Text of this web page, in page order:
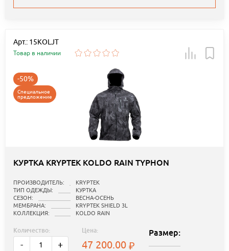
Арт.: 15KOLJT
Товар в наличии
-50%
Специальное
предложение
КУРТКА KRYPTEK KOLDO RAIN TYPHON
ПРОИЗВОДИТЕЛЬ:
KRYPTEK
ТИП ОДЕЖДЫ:
КУРТКА
СЕЗОН:
ВЕСНА-ОСЕНЬ
МЕМБРАНА:
KRYPTEK SHIELD 3L
КОЛЛЕКЦИЯ:
KOLDO RAIN
Количество:
- +
Цена:
47 200.00
Размер: